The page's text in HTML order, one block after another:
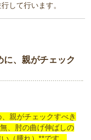
して行います。
に、親がチェック
親がチェックすべき
、肘の曲げ伸ばしの